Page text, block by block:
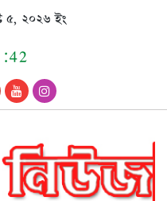
৫, ২০২৬ ইং